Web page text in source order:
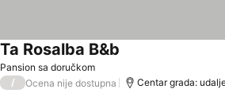
Pansion sa doručkom
Ta Rosalba B&b
/ Ocena nije dostupna Centar grada: